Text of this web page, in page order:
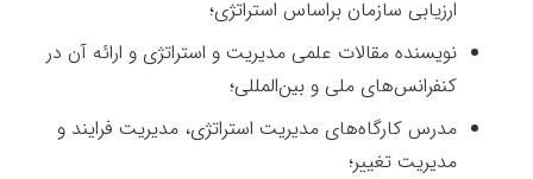
ارزیابی سازمان براساس استراتژی؛
نویسنده مقالات علمی مدیریت و استراتژی و ارائه آن در
کنفرانس‌های ملی و بین‌المللی؛
مدرس کارگاه‌های مدیریت استراتژی، مدیریت فرایند و
مدیریت تغییر؛